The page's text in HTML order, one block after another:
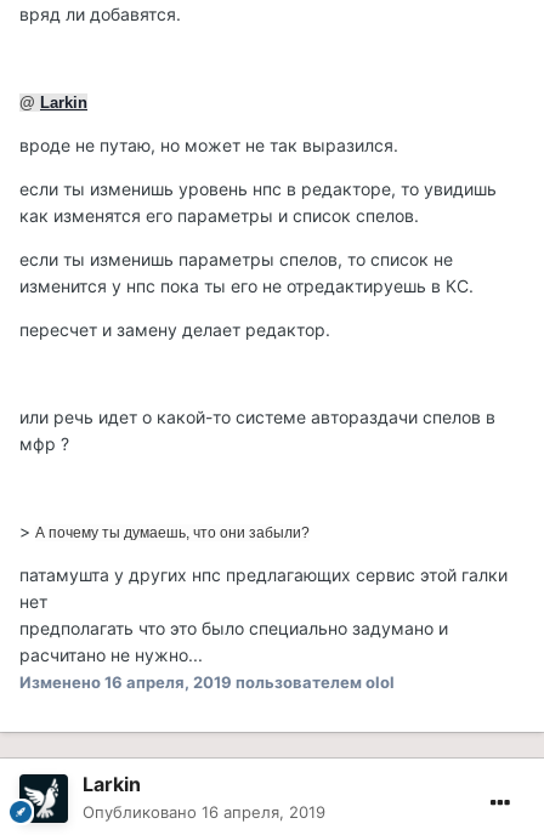
вряд ли добавятся.
@ Larkin
вроде не путаю, но может не так выразился.
если ты изменишь уровень нпс в редакторе, то увидишь
как изменятся его параметры и список спелов.
если ты изменишь параметры спелов, то список не
изменится у нпс пока ты его не отредактируешь в КС.
пересчет и замену делает редактор.
или речь идет о какой-то системе автораздачи спелов в
мфр ?
> А почему ты думаешь, что они забыли?
патамушта у других нпс предлагающих сервис этой галки
нет
предполагать что это было специально задумано и
расчитано не нужно...
Изменено16 апреля, 2019 пользователем olol
Larkin
Опубликовано 16 апреля, 2019